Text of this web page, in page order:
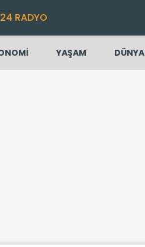
24 RADYO
YAŞAM DÜNYA